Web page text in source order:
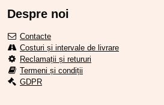
Despre noi
Contacte
Costuri și intervale de livrare
Reclamații și retururi
Termeni și condiții
GDPR